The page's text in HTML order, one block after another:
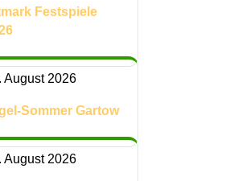
Festspiele
August 2026
Sommer Gartow
August 2026